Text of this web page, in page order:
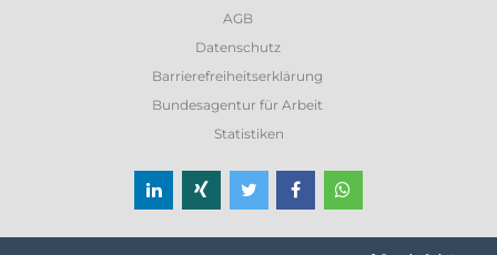
AGB
Datenschutz
Barrierefreiheitserklärung
Bundesagentur für Arbeit
Statistiken